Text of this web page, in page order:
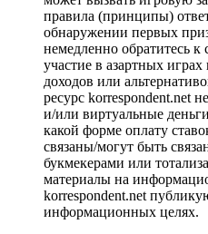
правила (принципы)
обнаружении первых
немедленно обратитесь
участие в азартных
доходов или
ресурс korrespondent.net
и/или виртуальные
какой форме оплату
связаны/могут быть
букмекерами или
материалы на
korrespondent.net
информационных целях.